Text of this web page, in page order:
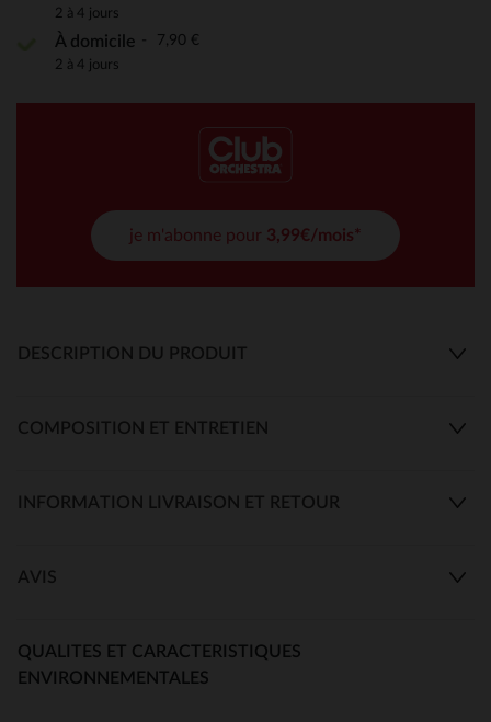
2 à 4 jours
À domicile 7,90 €
2 à 4 jours
je m'abonne pour 3,99€/mois*
DESCRIPTION DU PRODUIT
COMPOSITION ET ENTRETIEN
INFORMATION LIVRAISON ET RETOUR
AVIS
QUALITES ET CARACTERISTIQUES
ENVIRONNEMENTALES